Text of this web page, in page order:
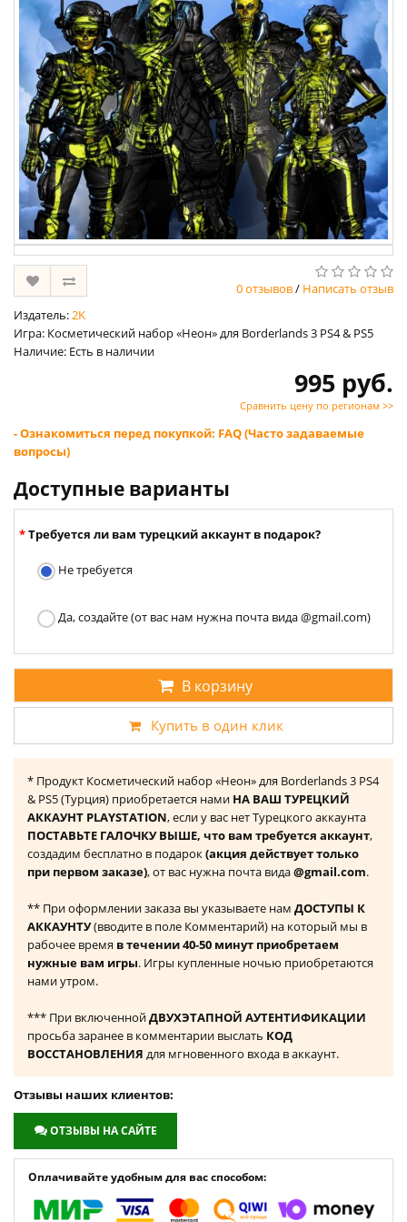
0 отзывов/ Написать отзыв
Издатель:2K
Игра: Косметический набор «Неон» для Borderlands 3 PS4 & PS5
Наличие: Есть в наличии
995 руб.
Сравнить цену по регионам >>
- Ознакомиться перед покупкой: FAQ (Часто задаваемые
вопросы)
Доступные варианты
Требуется ли вам турецкий аккаунт в подарок?
Не требуется
Да, создайте (от вас нам нужна почта вида @gmail.com)
В корзину
Купить в один клик
* Продукт Косметический набор «Неон» для Borderlands 3 PS4
& PS5 (Турция) приобретается нами НА ВАШ ТУРЕЦКИЙ
АККАУНТ PLAYSTATION, если у вас нет Турецкого аккаунта
ПОСТАВЬТЕ ГАЛОЧКУ ВЫШЕ, что вам требуется аккаунт,
создадим бесплатно в подарок(акция действует только
при первом заказе), от вас нужна почта вида@gmail.com.
** При оформлении заказа вы указываете нам ДОСТУПЫ К
АККАУНТУ(вводите в поле Комментарий) на который мы в
рабочее время в течении 40-50 минут приобретаем
нужные вам игры. Игры купленные ночью приобретаются
нами утром.
*** При включеннойДВУХЭТАПНОЙ АУТЕНТИФИКАЦИИ
просьба заранее в комментарии выслать КОД
ВОССТАНОВЛЕНИЯ для мгновенного входа в аккаунт.
Отзывы наших клиентов:
ОТЗЫВЫ НА САЙТЕ
Оплачивайте удобным для вас способом: